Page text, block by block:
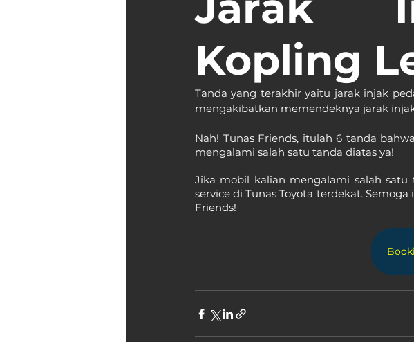
Kopling
Tanda yang terakhir yaitu jarak injak
mengakibatkan memendeknya jarak
Nah! Tunas Friends, itulah 6 tanda
mengalami salah satu tanda diatas ya!
Jika mobil kalian mengalami salah
service di Tunas Toyota terdekat.
Friends!